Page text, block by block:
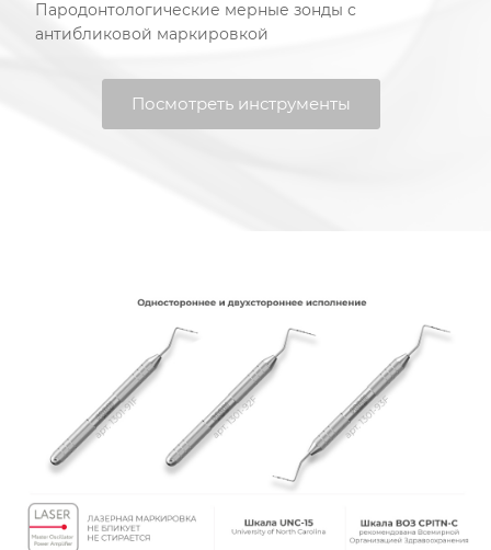
Пародонтологические мерные зонды с
антибликовой маркировкой
Посмотреть инструменты